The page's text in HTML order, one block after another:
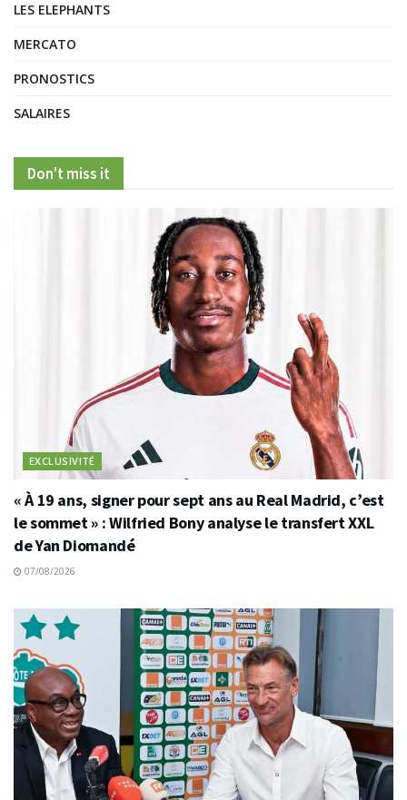
LES ELEPHANTS
MERCATO
PRONOSTICS
SALAIRES
Don't miss it
EXCLUSIVITÉ
« À 19 ans, signer pour sept ans au Real Madrid, c’est
le sommet » : Wilfried Bony analyse le transfert XXL
de Yan Diomandé
07/08/2026